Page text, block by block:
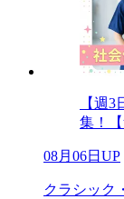
【週
集！
08月06日UP
クラシック